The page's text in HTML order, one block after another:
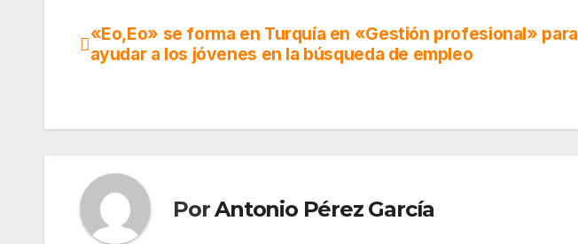
Navegación
«Eo,Eo» se forma en Turquía en «Gestión profesional» para
ayudar a los jóvenes en la búsqueda de empleo
PorAntonio Pérez García